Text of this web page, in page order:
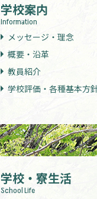
学校案内
Information
メッセージ・理念
概要・沿革
教員紹介
学校評価・各種基本方
学校・寮生活
School Life